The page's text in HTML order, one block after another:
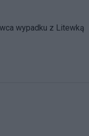
wypadku z Litewką